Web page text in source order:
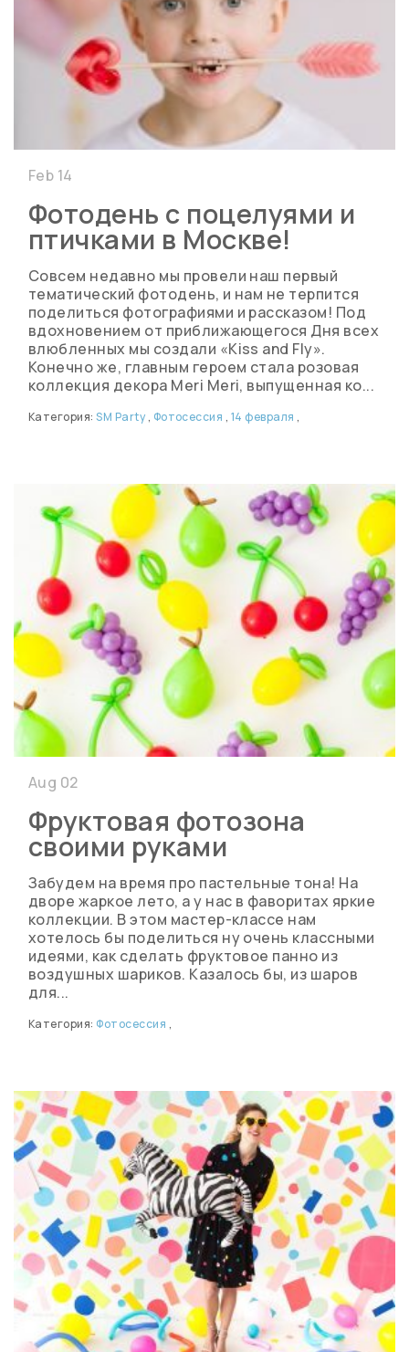
Фотодень с поцелуями и
птичками в Москве!
Совсем недавно мы провели наш первый
тематический фотодень, и нам не терпится
поделиться фотографиями и рассказом! Под
вдохновением от приближающегося Дня всех
влюбленных мы создали «Kiss and Fly».
Конечно же, главным героем стала розовая
коллекция декора Meri Meri, выпущенная ко...
Feb 14
Категория:SM Party, Фотосессия , 14 февраля,
Фруктовая фотозона
своими руками
Забудем на время про пастельные тона! На
дворе жаркое лето, а у нас в фаворитах яркие
коллекции. В этом мастер-классе нам
хотелось бы поделиться ну очень классными
идеями, как сделать фруктовое панно из
воздушных шариков. Казалось бы, из шаров
для...
Aug 02
Категория: Фотосессия ,